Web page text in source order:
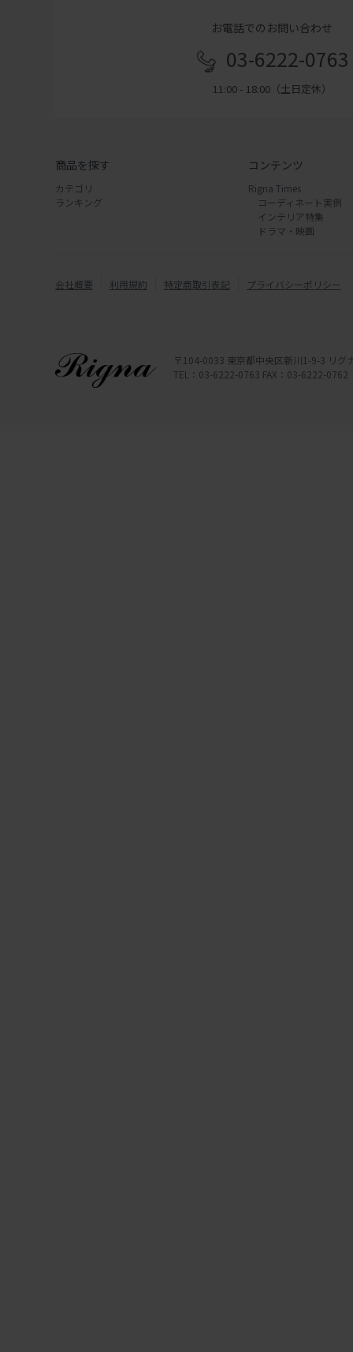
お電話でのお問い合わせ
03-6222-0763
11:00 - 18:00（土日定休）
商品を探す
カテゴリ
ランキング
コンテンツ
Rigna Times
コーディネート実例
インテリア特集
ドラマ・映画
会社概要 利用規約 特定商取引表記 プライバシーポリシー
〒104-0033 東京都中央区新川1-9-3 リグ
TEL：03-6222-0763 FAX：03-6222-0762